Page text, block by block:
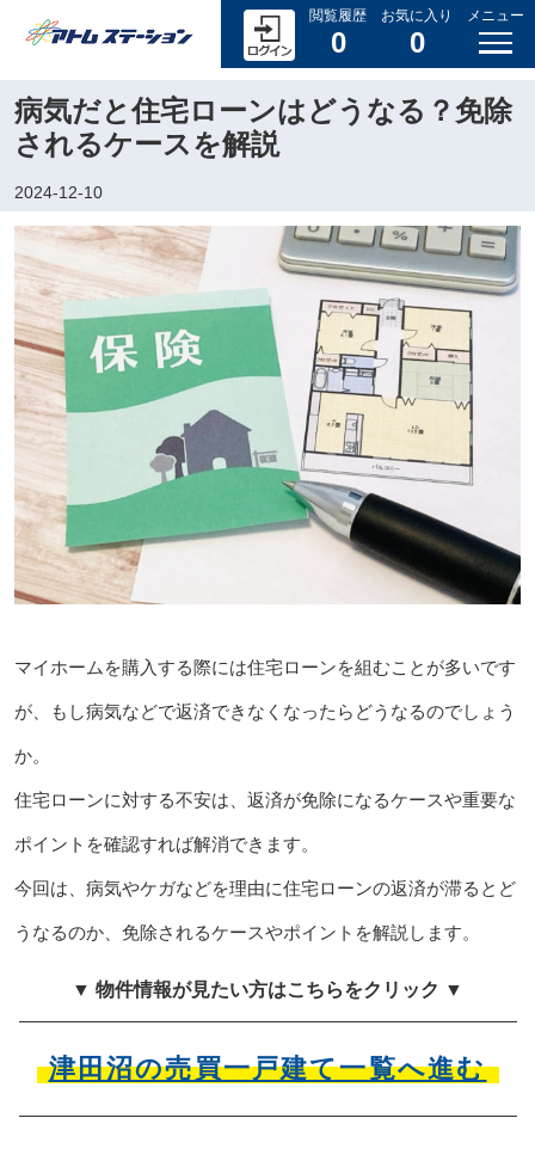
閲覧履歴
0
お気に入り
0
メニュー
病気だと住宅ローンはどうなる？免除
されるケースを解説
2024-12-10
マイホームを購入する際には住宅ローンを組むことが多いです
が、もし病気などで返済できなくなったらどうなるのでしょう
か。
住宅ローンに対する不安は、返済が免除になるケースや重要な
ポイントを確認すれば解消できます。
今回は、病気やケガなどを理由に住宅ローンの返済が滞るとど
うなるのか、免除されるケースやポイントを解説します。
▼ 物件情報が見たい方はこちらをクリック ▼
津田沼の売買一戸建て一覧へ進む